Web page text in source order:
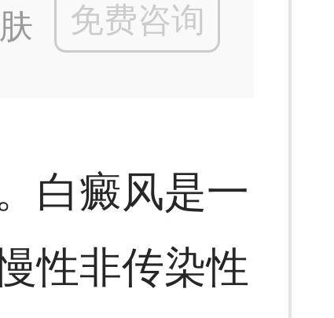
免费咨询
白癜风是一
性非传染性